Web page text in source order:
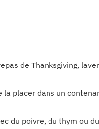
de Thanksgiving,
placer dans un
du poivre, du thym ou